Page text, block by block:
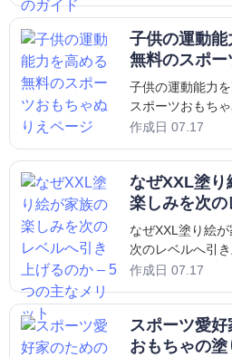
活動の一つです
はその深い教育
価しています。単
子供の運動能
無料のスポー
ぬりえページ
子供の運動能力
スポーツおもちゃ
はじめに：幼児期
力な役割 スポーツおもちゃのぬ
りえページは、
とって単なる暇つ
作成日 07.17
なぜXXL塗り
楽しみを次の
き上げるの
なメリット
なぜXXL塗り絵
次のレベルへ引き
つの主なメリット はじめに：家
の高まり デジタル画面と速いペ
ースのエンター
流の時代において
作成日 07.17
スポーツ愛
おもちゃの塗